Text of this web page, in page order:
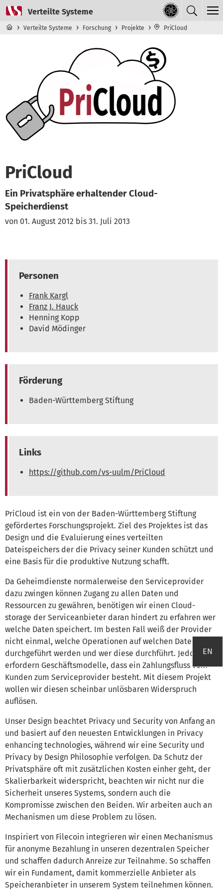
Direkt zum Inhalt
Navigationsmenü der obersten Ebene
EN
Verteilte Systeme Forschung Projekte PriCloud
PriCloud
Ein Privatsphäre erhaltender Cloud-
Speicherdienst
von 01. August 2012 bis 31. Juli 2013
Personen
Frank Kargl
Franz J. Hauck
Henning Kopp
David Mödinger
Förderung
Baden-Württemberg Stiftung
Links
https://github.com/vs-uulm/PriCloud
PriCloud ist ein von der Baden-Württemberg Stiftung
gefördertes Forschungsprojekt. Ziel des Projektes ist das
Design und die Evaluierung eines verteilten
Dateispeichers der die Privacy seiner Kunden schützt und
eine Basis für die produktive Nutzung schafft.
Da Geheimdienste normalerweise den Serviceprovider
dazu zwingen können Zugang zu allen Daten und
Ressourcen zu gewähren, benötigen wir einen Cloud-
storage der Serviceanbieter daran hindert zu erfahren wer
welche Daten speichert. Im besten Fall weiß der Provider
nicht einmal, welche Operationen auf welchen Daten
durchgeführt werden und wer diese durchführt. Jedoch
erfordern Geschäftsmodelle, dass ein Zahlungsfluss vom
Kunden zum Serviceprovider besteht. Mit diesem Projekt
wollen wir diesen scheinbar unlösbaren Widerspruch
auflösen.
Unser Design beachtet Privacy und Security von Anfang an
und basiert auf den neuesten Entwicklungen in Privacy
enhancing technologies, während wir eine Security und
Privacy by Design Philosophie verfolgen. Da Schutz der
Privatsphäre oft mit zusätzlichen Kosten einher geht, der
Skalierbarkeit widerspricht, beachten wir nicht nur die
Sicherheit unseres Systems, sondern auch die
Kompromisse zwischen den Beiden. Wir arbeiten auch an
Mechanismen um diese Problem zu lösen.
Inspiriert von Filecoin integrieren wir einen Mechanismus
für anonyme Bezahlung in unseren dezentralen Speicher
und schaffen dadurch Anreize zur Teilnahme. So schaffen
wir ein Fundament, damit kommerzielle Anbieter als
Speicheranbieter in unserem System teilnehmen können.